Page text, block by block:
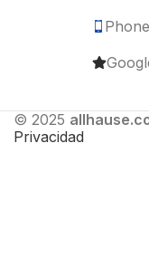
© 2025
Privacidad